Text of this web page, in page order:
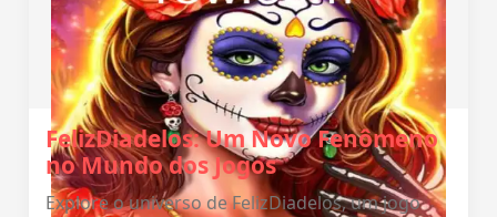
FelizDiadelos: Um Novo Fenômeno
no Mundo dos Jogos
Explore o universo de FelizDiadelos, um jogo